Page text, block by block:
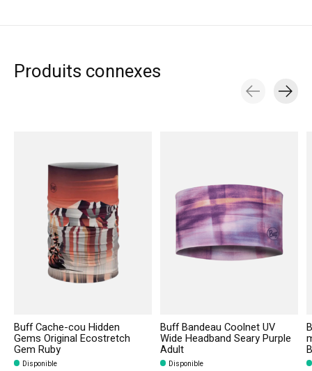
Produits connexes
Buff Cache-cou Hidden
Gems Original Ecostretch
Gem Ruby
Disponible
Buff Bandeau Coolnet UV
Wide Headband Seary Purple
Adult
Disponible